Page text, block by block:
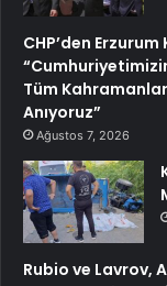
CHP’den
Tüm
Anıyoruz”
Ağustos 7, 2026
Rubio ve Lavrov,